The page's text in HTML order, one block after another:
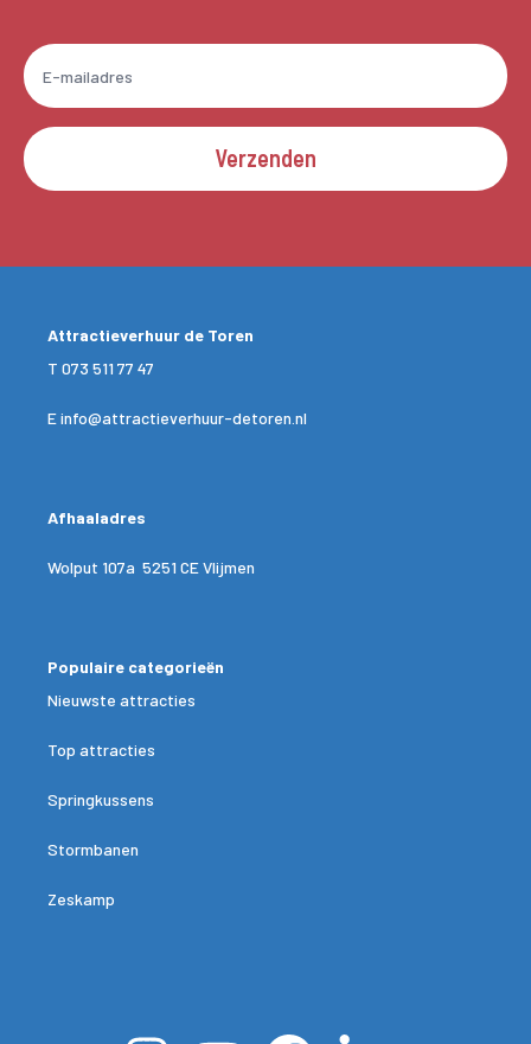
Verzenden
Attractieverhuur de Toren
T 073 511 77 47
Einfo@attractieverhuur-detoren.nl
Afhaaladres
Wolput 107a 5251 CE Vlijmen
Populaire categorieën
Nieuwste attracties
Top attracties
Springkussens
Stormbanen
Zeskamp